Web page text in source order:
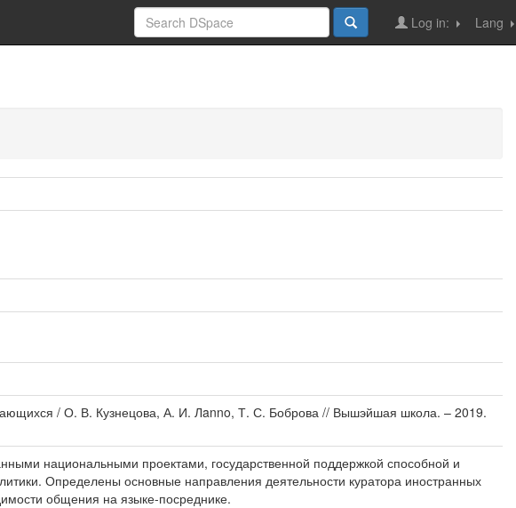
Lang
Log in:
/ О. В. Кузнецова, А. И. Лanno, Т. С. Боброва // Вышэйшая школа. – 2019.
национальными проектами, государственной поддержкой способной и
Определены основные направления деятельности куратора иностранных
общения на языке-посреднике.